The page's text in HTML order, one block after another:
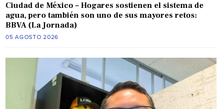
Ciudad de México – Hogares sostienen el sistema de
agua, pero también son uno de sus mayores retos:
BBVA (La Jornada)
05 AGOSTO 2026